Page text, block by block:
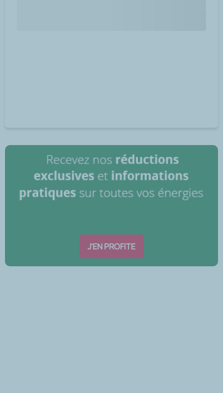
J'EN PROFITE